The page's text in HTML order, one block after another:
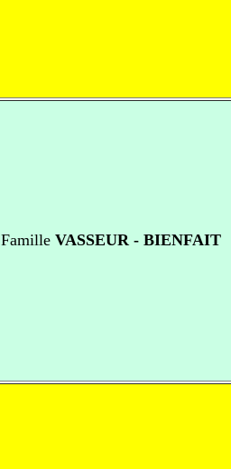
FamilleVASSEUR - BIENFAIT